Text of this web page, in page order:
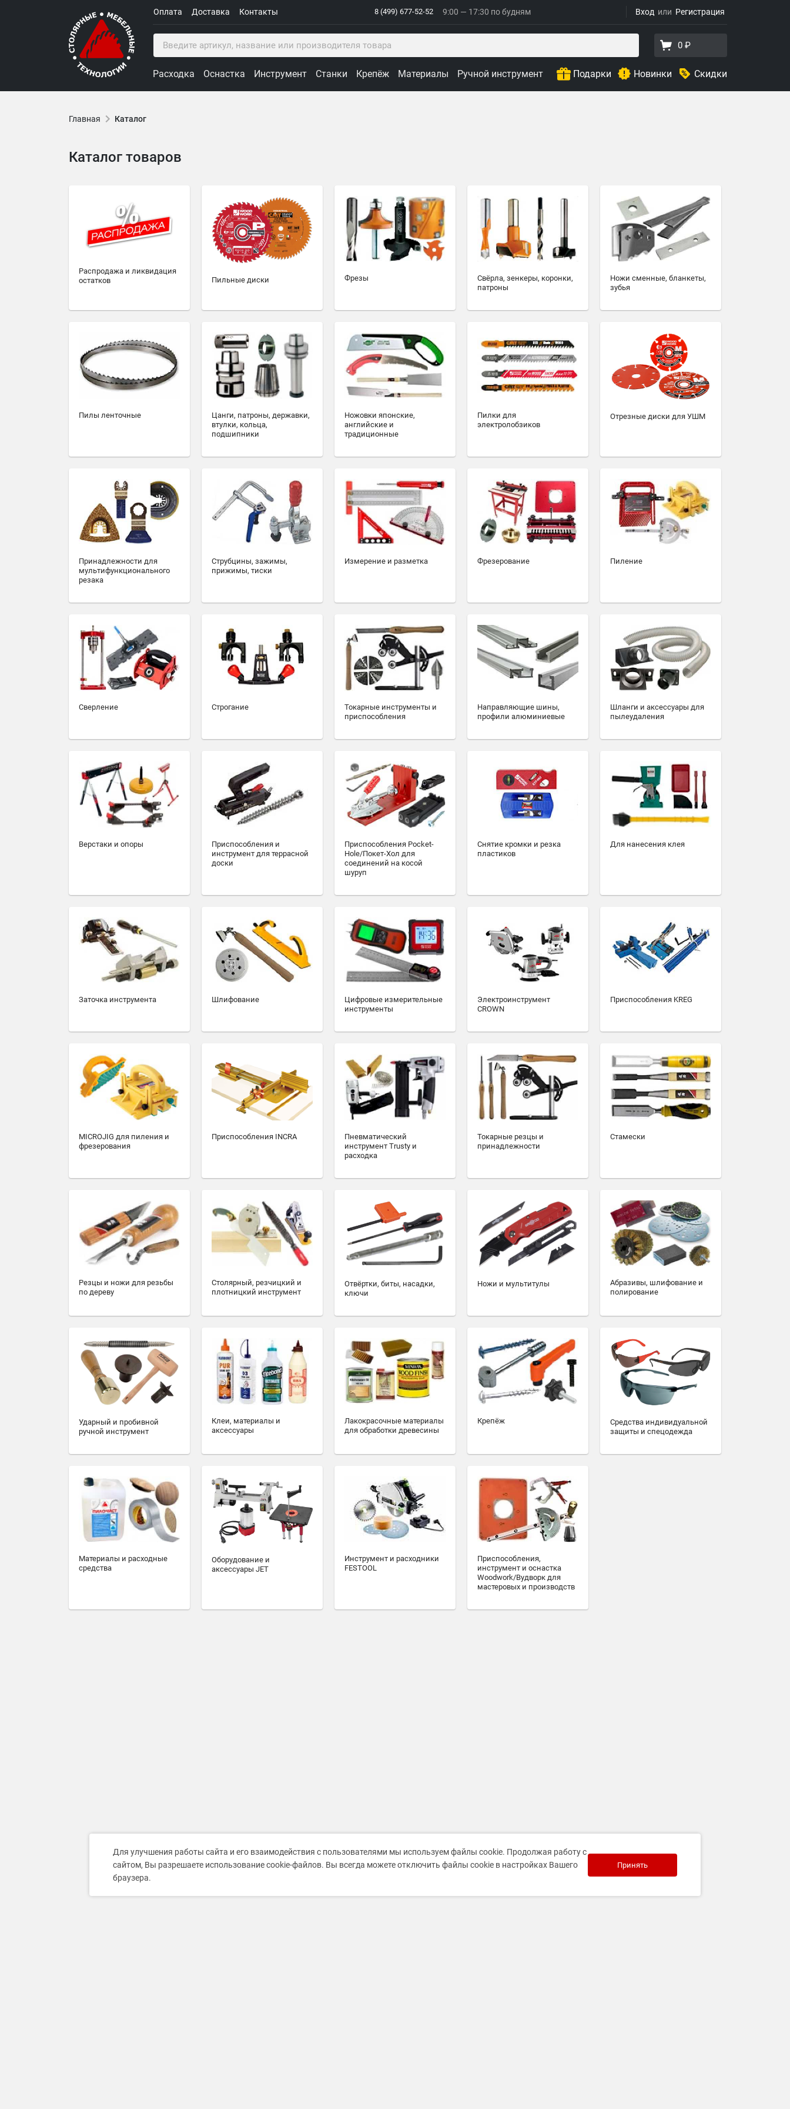
Оплата Доставка Контакты Вход Регистрация
8 (499) 677-52-52 9:00 — 17:30 по будням
0 ₽
Расходка Оснастка Инструмент Станки Крепёж Материалы Ручной инструмент Подарки Новинки Скидки
Главная Каталог
Каталог товаров
Распродажа и ликвидация
остатков
Пильные диски Фрезы
Свёрла, зенкеры, коронки,
патроны
Ножи сменные, бланкеты,
зубья
Пилы ленточные
Цанги, патроны, державки,
втулки, кольца,
подшипники
Ножовки японские,
английские и
традиционные
Пилки для
электролобзиков
Отрезные диски для УШМ
Принадлежности для
мультифункционального
резака
Струбцины, зажимы,
прижимы, тиски
Измерение и разметка Фрезерование Пиление
Сверление Строгание
Токарные инструменты и
приспособления
Направляющие шины,
профили алюминиевые
Шланги и аксессуары для
пылеудаления
Верстаки и опоры
Приспособления и
инструмент для террасной
доски
Приспособления Pocket-
Hole/Покет-Хол для
соединений на косой
шуруп
Снятие кромки и резка
пластиков
Для нанесения клея
Заточка инструмента Шлифование
Цифровые измерительные
инструменты
Электроинструмент
CROWN
Приспособления KREG
MICROJIG для пиления и
фрезерования
Приспособления INCRA
Пневматический
инструмент Trusty и
расходка
Токарные резцы и
принадлежности
Стамески
Резцы и ножи для резьбы
по дереву
Столярный, резчицкий и
плотницкий инструмент
Отвёртки, биты, насадки,
ключи
Ножи и мультитулы
Абразивы, шлифование и
полирование
Ударный и пробивной
ручной инструмент
Клеи, материалы и
аксессуары
Лакокрасочные материалы
для обработки древесины
Крепёж
Средства индивидуальной
защиты и спецодежда
Материалы и расходные
средства
Оборудование и
аксессуары JET
Инструмент и расходники
FESTOOL
Приспособления,
инструмент и оснастка
Woodwork/Вудворк для
мастеровых и производств
Для улучшения работы сайта и его взаимодействия с пользователями мы используем файлы cookie. Продолжая работу с
сайтом, Вы разрешаете использование cookie-файлов. Вы всегда можете отключить файлы cookie в настройках Вашего
браузера.
Принять